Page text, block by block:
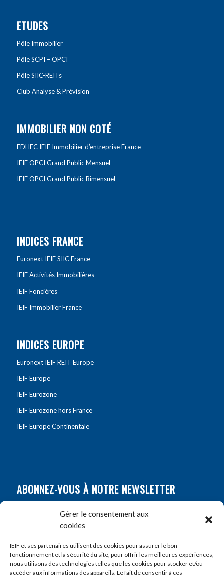
Gérer le consentement aux
cookies
IEIF et ses partenaires utilisent des cookies pour assurer le bon
fonctionnement et la sécurité du site, pour offrir les meilleures expériences,
nous utilisons des technologies telles que les cookies pour stocker et/ou
accéder aux informations des appareils. Le fait de consentir à ces
ETUDES
Pôle Immobilier
Pôle SCPI – OPCI
Pôle SIIC-REITs
Club Analyse & Prévision
IMMOBILIER NON COTÉ
EDHEC IEIF Immobilier d’entreprise France
IEIF OPCI Grand Public Mensuel
IEIF OPCI Grand Public Bimensuel
INDICES FRANCE
Euronext IEIF SIIC France
IEIF Activités Immobilières
IEIF Foncières
IEIF Immobilier France
INDICES EUROPE
Euronext IEIF REIT Europe
IEIF Europe
IEIF Eurozone
IEIF Eurozone hors France
IEIF Europe Continentale
ABONNEZ-VOUS À NOTRE NEWSLETTER
Prénom*